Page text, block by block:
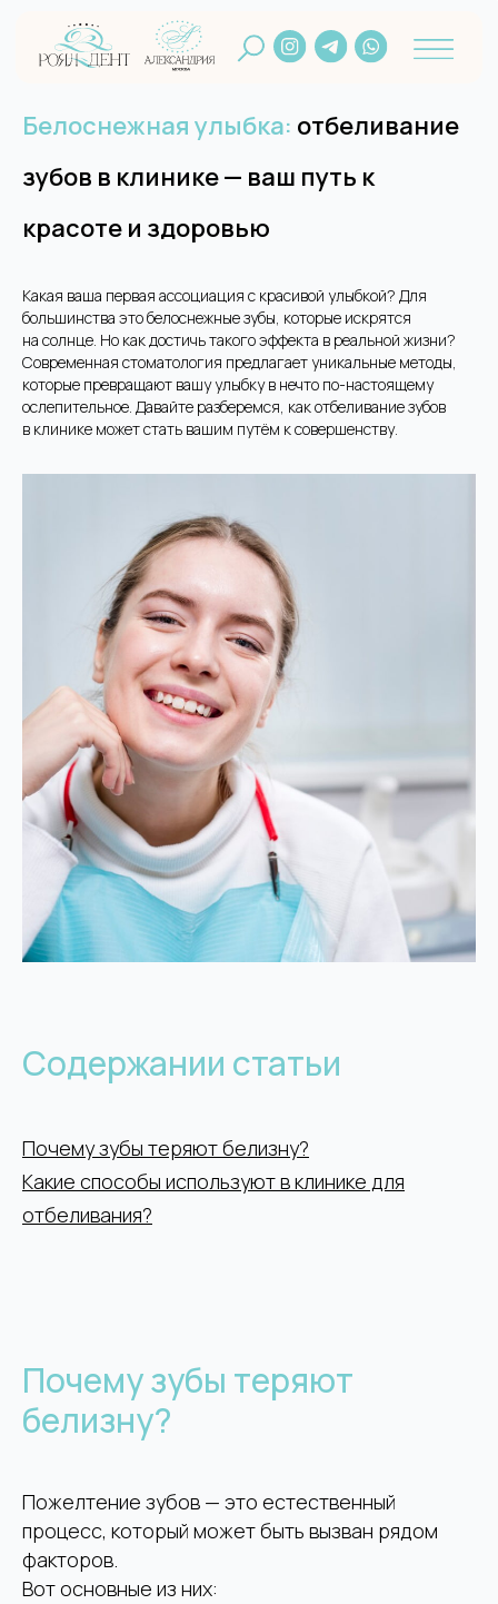
Белоснежная улыбка: отбеливание
зубов в клинике — ваш путь к
красоте и здоровью
Какая ваша первая ассоциация с красивой улыбкой? Для
большинства это белоснежные зубы, которые искрятся
на солнце. Но как достичь такого эффекта в реальной жизни?
Современная стоматология предлагает уникальные методы,
которые превращают вашу улыбку в нечто по-настоящему
ослепительное. Давайте разберемся, как отбеливание зубов
в клинике может стать вашим путём к совершенству.
Содержании статьи
Почему зубы теряют белизну?
Какие способы используют в клинике для
отбеливания?
Почему зубы теряют
белизну?
Пожелтение зубов — это естественный
процесс, который может быть вызван рядом
факторов.
Вот основные из них: